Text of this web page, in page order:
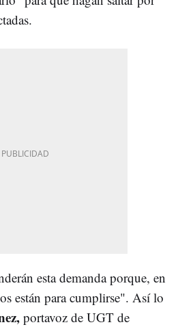
esta demanda porque, en
están para cumplirse". Así lo
portavoz de UGT de